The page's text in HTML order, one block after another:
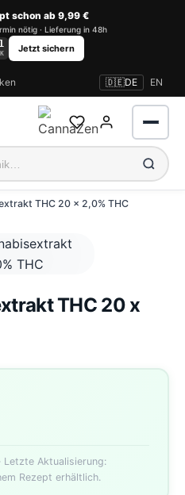
schon ab 9,99 €
nötig · Lieferung in 48h
Jetzt sichern
🇩🇪DE EN
THC 20 x 2,0% THC
THC 20 x
Letzte Aktualisierung:
Rezept erhältlich.